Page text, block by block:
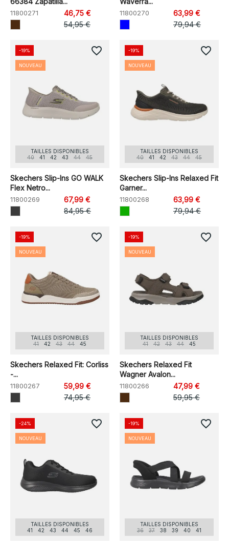
11800271
46,75 €
54,95 €
11800270
63,99 €
79,94 €
TAILLES DISPONIBLES
40
41 42 43 44 45
Skechers Slip-Ins GO WALK
Flex Netro...
11800269
67,99 €
84,95 €
-19%
NOUVEAU
favorite_border
TAILLES DISPONIBLES
40
41 42 43 44 45
Skechers Slip-Ins Relaxed Fit
Garner...
11800268
63,99 €
79,94 €
-19%
NOUVEAU
favorite_border
TAILLES DISPONIBLES
41
42 43 44 45
Skechers Relaxed Fit: Corliss
-...
11800267
59,99 €
74,95 €
-19%
NOUVEAU
favorite_border
TAILLES DISPONIBLES
41
42 43 44 45
Skechers Relaxed Fit
Wagner Avalon...
11800266
47,99 €
59,95 €
-19%
NOUVEAU
favorite_border
TAILLES DISPONIBLES
41
42 43 44 45 46
-24%
NOUVEAU
favorite_border
TAILLES DISPONIBLES
36
37 38 39 40 41
-19%
NOUVEAU
favorite_border